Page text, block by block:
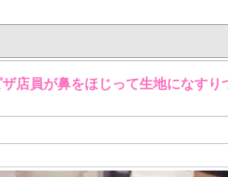
店員が鼻をほじって生地になす